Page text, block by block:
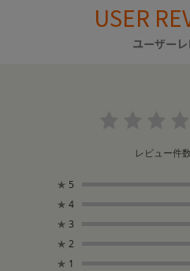
USER
ユーザー
レビュー件
★ 5
★ 4
★ 3
★ 2
★ 1